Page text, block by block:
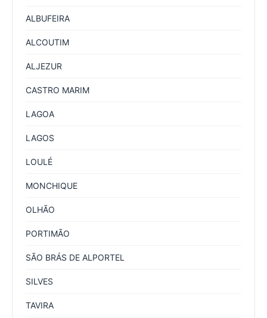
ALBUFEIRA
ALCOUTIM
ALJEZUR
CASTRO MARIM
LAGOA
LAGOS
LOULÉ
MONCHIQUE
OLHÃO
PORTIMÃO
SÃO BRÁS DE ALPORTEL
SILVES
TAVIRA